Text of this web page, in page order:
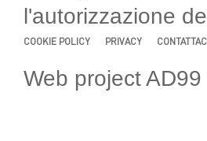
l'autorizzazione
COOKIE POLICY PRIVACY
Web project AD99